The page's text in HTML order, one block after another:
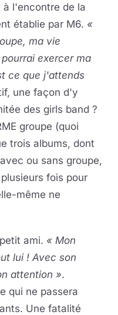
à l'encontre de la
établie par M6. «
ma vie
exercer ma
ce que j'attends
une façon d'y
des girls band ?
groupe (quoi
trois albums, dont
ou sans groupe,
fois pour
même ne
ami. « Mon
lui ! Avec son
attention ».
qui ne passera
Une fatalité